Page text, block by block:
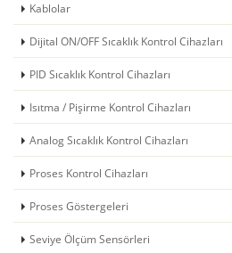
Kablolar
Dijital ON/OFF Sıcaklık Kontrol Cihazları
PID Sıcaklık Kontrol Cihazları
Isıtma / Pişirme Kontrol Cihazları
Analog Sıcaklık Kontrol Cihazları
Proses Kontrol Cihazları
Proses Göstergeleri
Seviye Ölçüm Sensörleri